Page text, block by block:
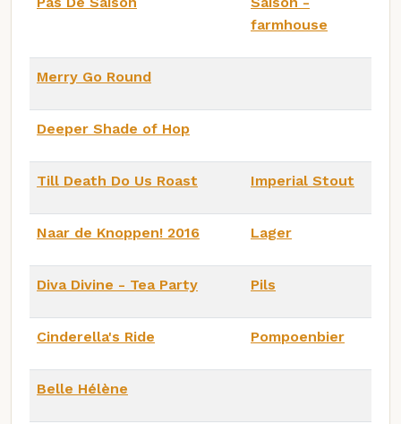
farmhouse
Merry Go Round
Deeper Shade of Hop
Till Death Do Us Roast Imperial Stout
Naar de Knoppen! 2016 Lager
Diva Divine - Tea Party Pils
Cinderella's Ride Pompoenbier
Belle Hélène